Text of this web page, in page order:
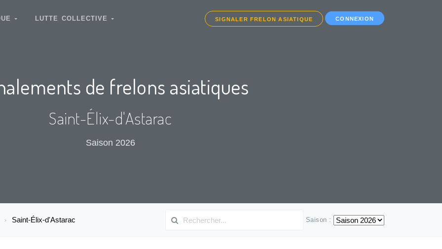
LUTTE COLLECTIVE SIGNALER FRELON ASIATIQUE CONNEXION
de frelons asiatiques
Saint-Élix-d'Astarac
Saison 2026
Saint-Élix-d'Astarac Saison :